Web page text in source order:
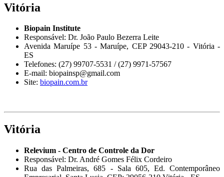
Vitória
Biopain Institute
Responsável: Dr. João Paulo Bezerra Leite
Avenida Maruípe 53 - Maruípe, CEP 29043-210 - Vitória -
ES
Telefones: (27) 99707-5531 / (27) 9971-57567
E-mail: biopainsp@gmail.com
Site: biopain.com.br
Vitória
Relevium - Centro de Controle da Dor
Responsável: Dr. André Gomes Félix Cordeiro
Rua das Palmeiras, 685 - Sala 605, Ed. Contemporâneo